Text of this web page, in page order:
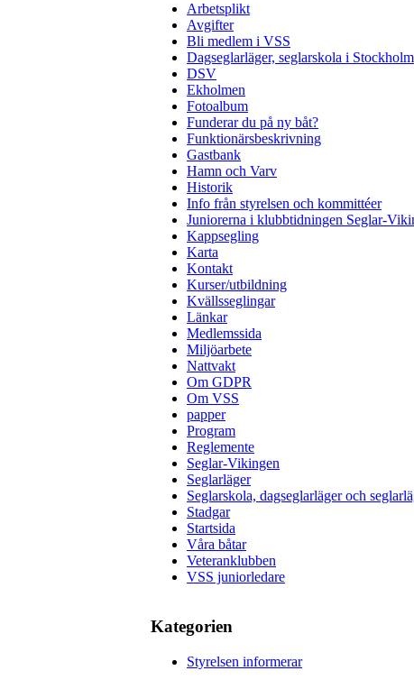
Arbetsplikt
Avgifter
Bli medlem i VSS
Dagseglarläger, seglarskola i Stockholm
DSV
Ekholmen
Fotoalbum
Funderar du på ny båt?
Funktionärsbeskrivning
Gastbank
Hamn och Varv
Historik
Info från styrelsen och kommittéer
Juniorerna i klubbtidningen Seglar-
Kappsegling
Karta
Kontakt
Kurser/utbildning
Kvällsseglingar
Länkar
Medlemssida
Miljöarbete
Nattvakt
Om GDPR
Om VSS
papper
Program
Reglemente
Seglar-Vikingen
Seglarläger
Seglarskola, dagseglarläger och
Stadgar
Startsida
Våra båtar
Veteranklubben
VSS juniorledare
Kategorien
Styrelsen informerar